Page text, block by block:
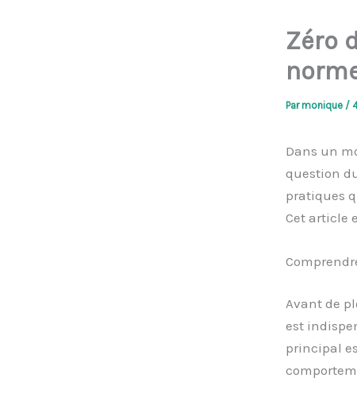
Zéro
Parmonique /
Dans un
question
pratiques
Cet article
Avant de
est
principal